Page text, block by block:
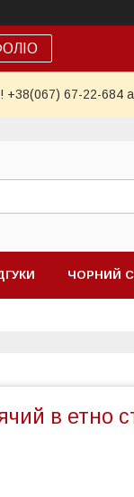
+38(067) 67-22-684
ЧОРНИЙ
в етно